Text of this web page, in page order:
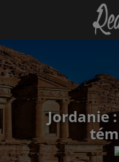
Jordanie